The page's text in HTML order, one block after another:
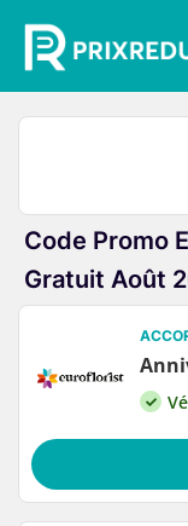
Code Promo
Gratuit Août